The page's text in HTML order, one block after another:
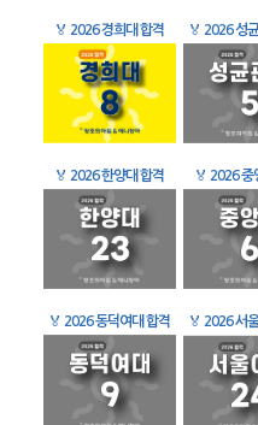
🏅 2026 경희대 합격 🏅 2026 성
🏅 2026 한양대 합격 🏅 2026 중
🏅 2026 동덕여대 합격 🏅 2026 서